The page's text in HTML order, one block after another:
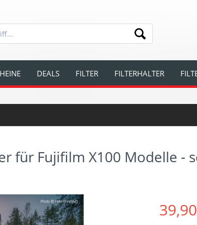
DEALS FILTER FILTERHALTER
für Fujifilm X100 Modelle -